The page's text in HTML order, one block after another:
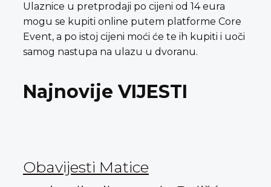
Ulaznice u pretprodaji po cijeni od 14 eura
mogu se kupiti online putem platforme Core
Event, a po istoj cijeni moći će te ih kupiti i uoči
samog nastupa na ulazu u dvoranu.
Najnovije VIJESTI
Obavijesti Matice